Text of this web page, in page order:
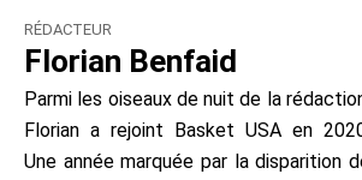
RÉDACTEUR
Florian Benfaid
Parmi les oiseaux de nuit de la
Florian a rejoint Basket USA en
Une année marquée par la disparition